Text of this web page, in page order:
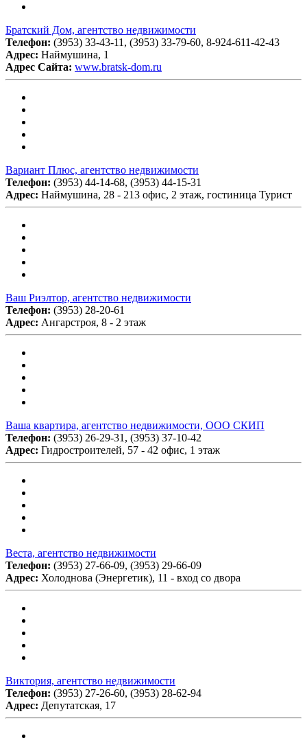
Братский Дом, агентство недвижимости
Телефон: (3953) 33-43-11, (3953) 33-79-60, 8-924-611-42-43
Адрес: Наймушина, 1
Адрес Сайта: www.bratsk-dom.ru
Вариант Плюс, агентство недвижимости
Телефон: (3953) 44-14-68, (3953) 44-15-31
Адрес: Наймушина, 28 - 213 офис, 2 этаж, гостиница Турист
Ваш Риэлтор, агентство недвижимости
Телефон: (3953) 28-20-61
Адрес: Ангарстроя, 8 - 2 этаж
Ваша квартира, агентство недвижимости, ООО СКИП
Телефон: (3953) 26-29-31, (3953) 37-10-42
Адрес: Гидростроителей, 57 - 42 офис, 1 этаж
Веста, агентство недвижимости
Телефон: (3953) 27-66-09, (3953) 29-66-09
Адрес: Холоднова (Энергетик), 11 - вход со двора
Виктория, агентство недвижимости
Телефон: (3953) 27-26-60, (3953) 28-62-94
Адрес: Депутатская, 17